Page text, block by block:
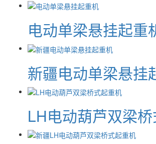
电动单梁悬挂起重
新疆电动单梁悬挂
LH电动葫芦双梁